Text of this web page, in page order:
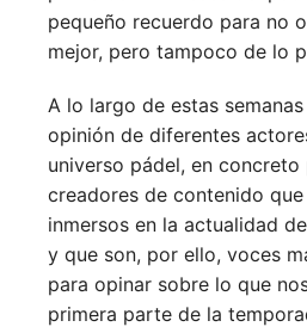
pequeño recuerdo para no
mejor, pero tampoco de lo
A lo largo de estas
opinión de diferentes
universo pádel, en
creadores de contenido
inmersos en la actualidad
y que son, por ello, voces
para opinar sobre lo que
primera parte de la